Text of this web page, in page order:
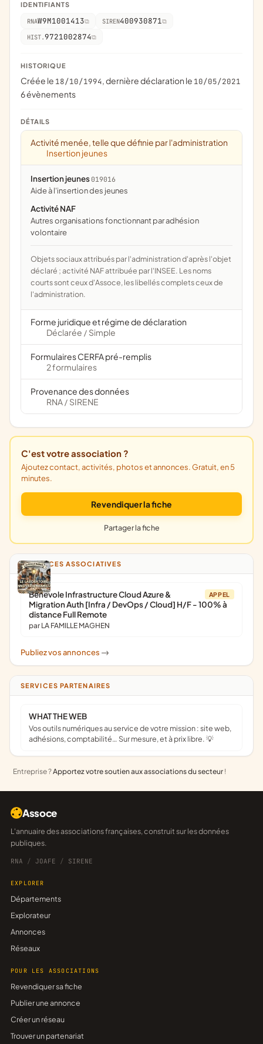
IDENTIFIANTS
RNAW9M1001413 SIREN400930871
HIST.9721002874
HISTORIQUE
Créée le 18/10/1994, dernière déclaration le 10/05/2021
6 évènements
DÉTAILS
Activité menée, telle que définie par l'administration
Insertion jeunes
Insertion jeunes 019016
aide à l'insertion des jeunes
Activité NAF
Autres organisations fonctionnant par adhésion
volontaire
Objets sociaux attribués par l'administration d'après l'objet
déclaré ; activité NAF attribuée par l'INSEE. Les noms
courts sont ceux d'Assoce, les libellés complets ceux de
l'administration.
Forme juridique et régime de déclaration
Déclarée / Simple
Formulaires CERFA pré-remplis
2 formulaires
Provenance des données
RNA / SIRENE
C'est votre association ?
Ajoutez contact, activités, photos et annonces. Gratuit, en 5
minutes.
Revendiquer la fiche
Partager la fiche
ANNONCES ASSOCIATIVES
APPEL
Bénévole Infrastructure Cloud Azure &
Migration Auth [Infra / DevOps / Cloud] H/F - 100% à
distance Full Remote
par LA FAMILLE MAGHEN
Publiez vos annonces ->
SERVICES PARTENAIRES
WHAT THE WEB
Vos outils numériques au service de votre mission : site web,
adhésions, comptabilité… Sur mesure, et à prix libre. 💡
Entreprise ?Apportez votre soutien aux associations du secteur !
Assoce
L'annuaire des associations françaises, construit sur les données
publiques.
RNA / JOAFE / SIRENE
EXPLORER
Départements
Explorateur
Annonces
Réseaux
POUR LES ASSOCIATIONS
Revendiquer sa fiche
Publier une annonce
Créer un réseau
Trouver un partenariat